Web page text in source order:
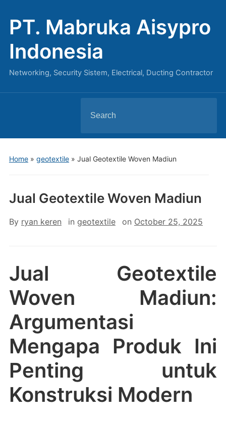
PT. Mabruka Aisypro
Indonesia
Networking, Security Sistem, Electrical, Ducting Contractor
for:
Home» geotextile» Jual Geotextile Woven Madiun
Jual Geotextile Woven Madiun
By ryan keren in geotextile on October 25, 2025
Jual Geotextile
Woven Madiun:
Argumentasi
Mengapa Produk Ini
Penting untuk
Konstruksi Modern